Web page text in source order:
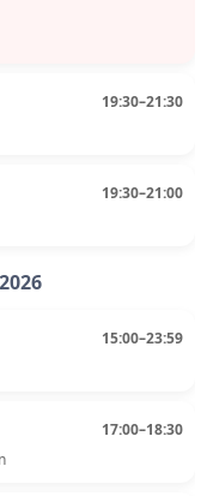
19:30–21:30
19:30–21:00
15:00–23:59
17:00–18:30